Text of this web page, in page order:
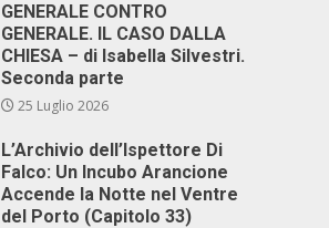
GENERALE CONTRO
GENERALE. IL CASO DALLA
CHIESA – di Isabella Silvestri.
Seconda parte
25 Luglio 2026
L’Archivio dell’Ispettore Di
Falco: Un Incubo Arancione
Accende la Notte nel Ventre
del Porto (Capitolo 33)